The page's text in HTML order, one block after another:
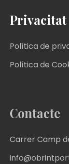
Privacitat
Política de
Política de
Contacte
Carrer Camp